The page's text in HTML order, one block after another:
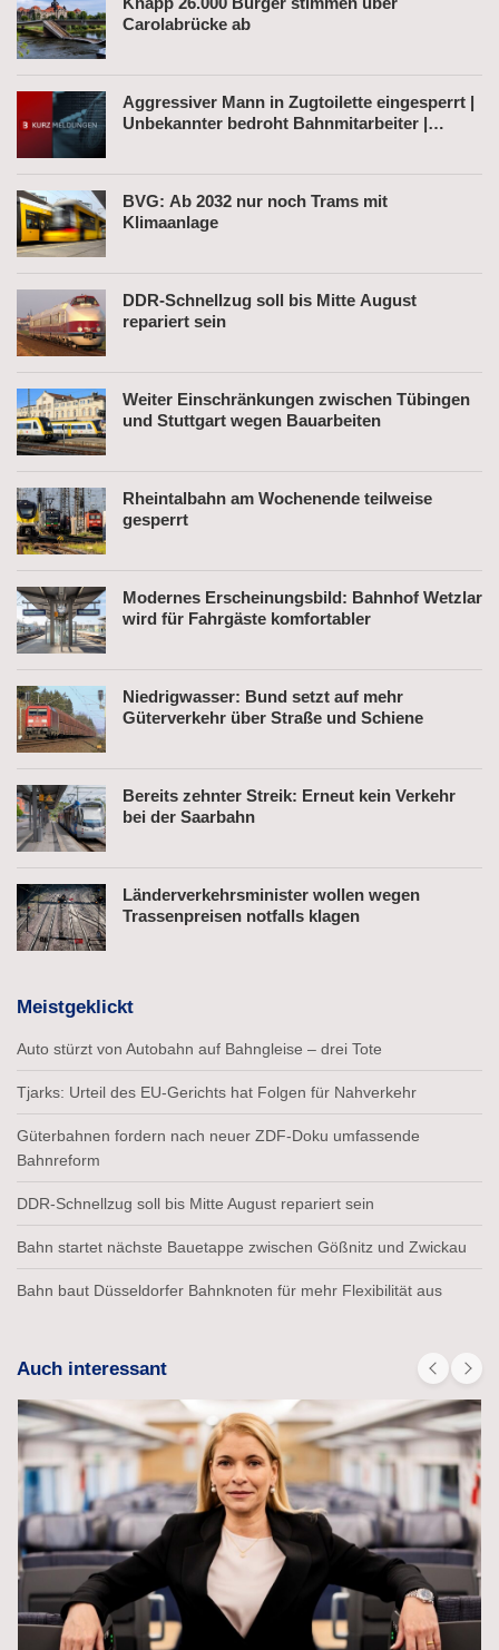
Carolabrücke ab
Aggressiver Mann in Zugtoilette eingesperrt |
Unbekannter bedroht Bahnmitarbeiter |
BVG: Ab 2032 nur noch Trams mit
Klimaanlage
DDR-Schnellzug soll bis Mitte August
repariert sein
Weiter Einschränkungen zwischen Tübingen
und Stuttgart wegen Bauarbeiten
Rheintalbahn am Wochenende teilweise
gesperrt
Modernes Erscheinungsbild: Bahnhof Wetzlar
wird für Fahrgäste komfortabler
Niedrigwasser: Bund setzt auf mehr
Güterverkehr über Straße und Schiene
Bereits zehnter Streik: Erneut kein Verkehr
bei der Saarbahn
Länderverkehrsminister wollen wegen
Trassenpreisen notfalls klagen
Meistgeklickt
Auto stürzt von Autobahn auf Bahngleise – drei Tote
Tjarks: Urteil des EU-Gerichts hat Folgen für Nahverkehr
Güterbahnen fordern nach neuer ZDF-Doku umfassende
Bahnreform
DDR-Schnellzug soll bis Mitte August repariert sein
Bahn startet nächste Bauetappe zwischen Gößnitz und Zwickau
Bahn baut Düsseldorfer Bahnknoten für mehr Flexibilität aus
Auch interessant